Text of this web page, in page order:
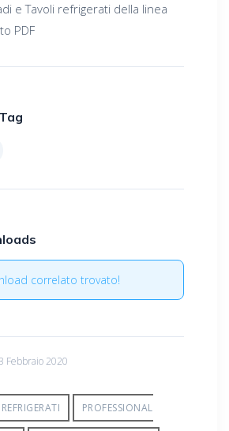
e Tavoli refrigerati della linea
PDF
correlato trovato!
Febbraio 2020
PROFESSIONAL